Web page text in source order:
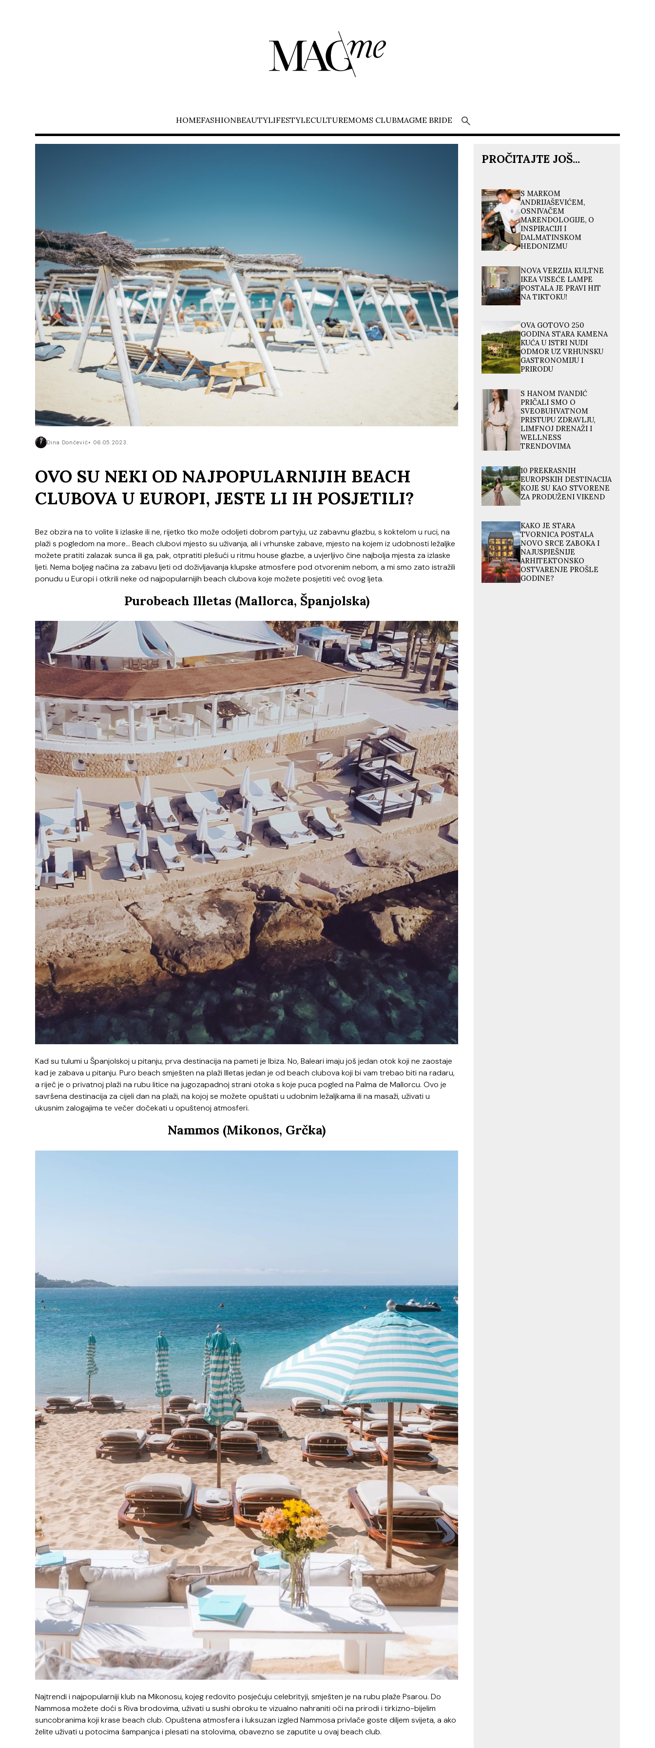
HOMEFASHIONBEAUTYLIFESTYLECULTUREMOMS CLUBMAGME BRIDE
Dina Dončević 06.05.2023.
OVO SU NEKI OD NAJPOPULARNIJIH BEACH
CLUBOVA U EUROPI, JESTE LI IH POSJETILI?
Bez obzira na to volite li izlaske ili ne, rijetko tko može odoljeti dobrom partyju, uz zabavnu glazbu, s koktelom u ruci, na
plaži s pogledom na more… Beach clubovi mjesto su uživanja, ali i vrhunske zabave, mjesto na kojem iz udobnosti ležaljke
možete pratiti zalazak sunca ili ga, pak, otpratiti plešući u ritmu house glazbe, a uvjerljivo čine najbolja mjesta za izlaske
ljeti. Nema boljeg načina za zabavu ljeti od doživljavanja klupske atmosfere pod otvorenim nebom, a mi smo zato istražili
ponudu u Europi i otkrili neke od najpopularnijih beach clubova koje možete posjetiti već ovog ljeta.
Purobeach Illetas (Mallorca, Španjolska)
Kad su tulumi u Španjolskoj u pitanju, prva destinacija na pameti je Ibiza. No, Baleari imaju još jedan otok koji ne zaostaje
kad je zabava u pitanju. Puro beach smješten na plaži Illetas jedan je od beach clubova koji bi vam trebao biti na radaru,
a riječ je o privatnoj plaži na rubu litice na jugozapadnoj strani otoka s koje puca pogled na Palma de Mallorcu. Ovo je
savršena destinacija za cijeli dan na plaži, na kojoj se možete opuštati u udobnim ležaljkama ili na masaži, uživati u
ukusnim zalogajima te večer dočekati u opuštenoj atmosferi.
Nammos (Mikonos, Grčka)
Najtrendi i najpopularniji klub na Mikonosu, kojeg redovito posjećuju celebrityji, smješten je na rubu plaže Psarou. Do
Nammosa možete doći s Riva brodovima, uživati u sushi obroku te vizualno nahraniti oči na prirodi i tirkizno-bijelim
suncobranima koji krase beach club. Opuštena atmosfera i luksuzan izgled Nammosa privlače goste diljem svijeta, a ako
želite uživati u potocima šampanjca i plesati na stolovima, obavezno se zaputite u ovaj beach club.
PROČITAJTE JOŠ...
S MARKOM
ANDRIJAŠEVIĆEM,
OSNIVAČEM
MARENDOLOGIJE, O
INSPIRACIJI I
DALMATINSKOM
HEDONIZMU
NOVA VERZIJA KULTNE
IKEA VISEĆE LAMPE
POSTALA JE PRAVI HIT
NA TIKTOKU!
OVA GOTOVO 250
GODINA STARA KAMENA
KUĆA U ISTRI NUDI
ODMOR UZ VRHUNSKU
GASTRONOMIJU I
PRIRODU
S HANOM IVANDIĆ
PRIČALI SMO O
SVEOBUHVATNOM
PRISTUPU ZDRAVLJU,
LIMFNOJ DRENAŽI I
WELLNESS
TRENDOVIMA
10 PREKRASNIH
EUROPSKIH DESTINACIJA
KOJE SU KAO STVORENE
ZA PRODUŽENI VIKEND
KAKO JE STARA
TVORNICA POSTALA
NOVO SRCE ZABOKA I
NAJUSPJEŠNIJE
ARHITEKTONSKO
OSTVARENJE PROŠLE
GODINE?